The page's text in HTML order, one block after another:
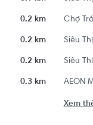
0.2 km
0.2 km
0.2 km
0.3 km
Chợ
Siêu
Siêu
AEON
Xem